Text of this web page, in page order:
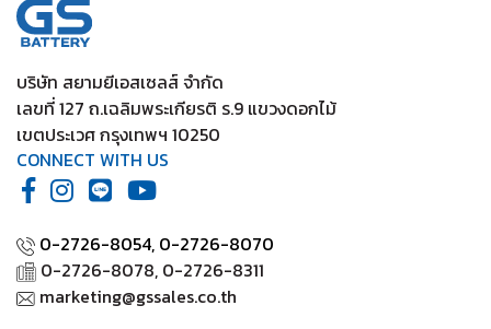
บริษัท สยามยีเอสเซลส์ จำกัด
เลขที่ 127 ถ.เฉลิมพระเกียรติ ร.9 แขวงดอกไม้
เขตประเวศ กรุงเทพฯ 10250
CONNECT WITH US
0-2726-8054, 0-2726-8070
0-2726-8078, 0-2726-8311
marketing@gssales.co.th